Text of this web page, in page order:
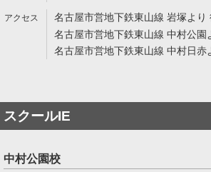
名古屋市営地下鉄東山線 岩塚より
名古屋市営地下鉄東山線 中村公園
名古屋市営地下鉄東山線 中村日赤
スクールIE
中村公園校